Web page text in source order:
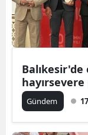
Gündem